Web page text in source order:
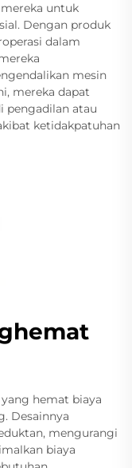
untuk
Dengan produk
dalam
mesin
mereka dapat
pengadilan atau
ketidakpatuhan
hemat biaya
Desainnya
mengurangi
biaya